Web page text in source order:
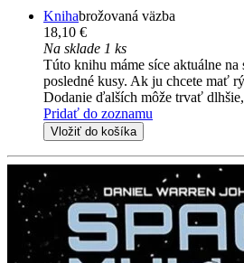
Knihabrožovaná väzba
18,10 €
Na sklade 1 ks
Túto knihu máme síce aktuálne na
posledné kusy. Ak ju chcete mať
Dodanie ďalších môže trvať
Pridať do zoznamu
Vložiť do košíka